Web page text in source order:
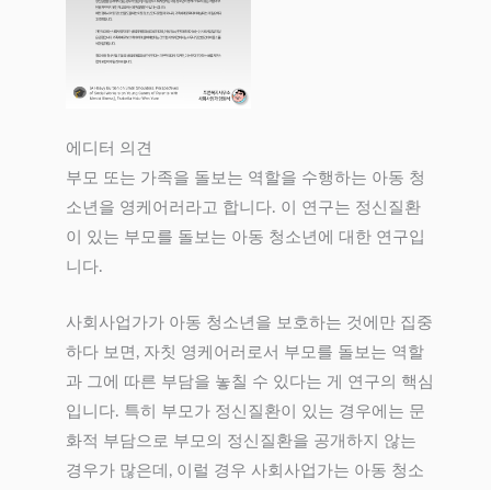
에디터 의견
부모 또는 가족을 돌보는 역할을 수행하는 아동 청
소년을 영케어러라고 합니다. 이 연구는 정신질환
이 있는 부모를 돌보는 아동 청소년에 대한 연구입
니다.
사회사업가가 아동 청소년을 보호하는 것에만 집중
하다 보면, 자칫 영케어러로서 부모를 돌보는 역할
과 그에 따른 부담을 놓칠 수 있다는 게 연구의 핵심
입니다. 특히 부모가 정신질환이 있는 경우에는 문
화적 부담으로 부모의 정신질환을 공개하지 않는
경우가 많은데, 이럴 경우 사회사업가는 아동 청소